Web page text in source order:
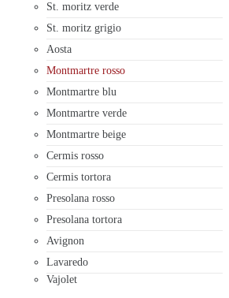
St. moritz verde
St. moritz grigio
Aosta
Montmartre rosso
Montmartre blu
Montmartre verde
Montmartre beige
Cermis rosso
Cermis tortora
Presolana rosso
Presolana tortora
Avignon
Lavaredo
Vajolet